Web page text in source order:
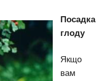
Посадка
глоду
Якщо
вам